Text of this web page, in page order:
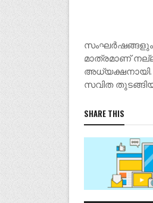
സംഘർഷങ്ങളും
മാത്രമാണ്
അധ്യക്ഷനായി.
സവിത
SHARE THIS